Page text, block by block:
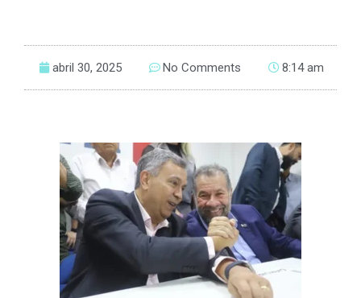
abril 30, 2025 No Comments 8:14 am